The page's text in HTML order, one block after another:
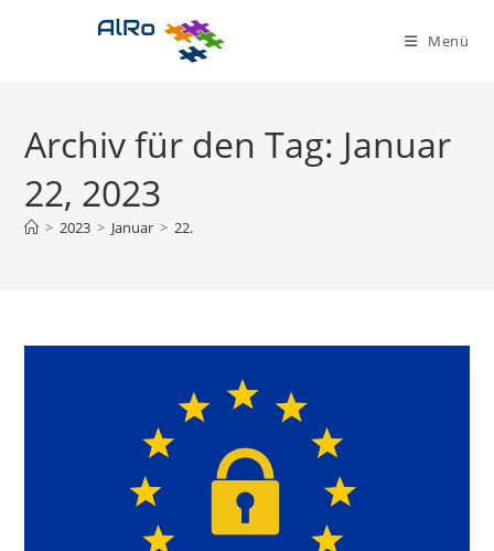
Menü
Archiv für den Tag: Januar
22, 2023
> 2023 > Januar > 22.